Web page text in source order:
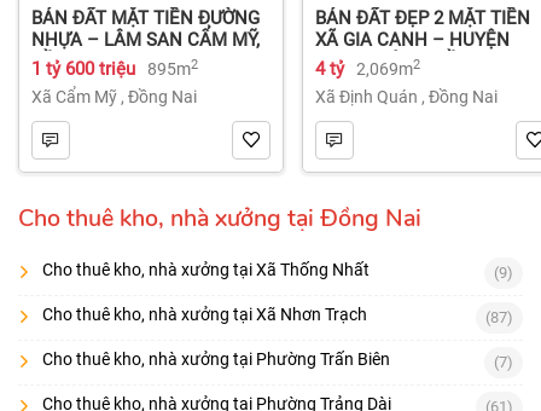
BÁN ĐẤT MẶT TIỀN ĐƯỜNG
NHỰA – LÂM SAN CẨM MỸ,
ĐỒNG NAI.
1 tỷ 600 triệu 895m2
Xã Cẩm Mỹ , Đồng Nai
BÁN ĐẤT ĐẸP 2 MẶT TIỀN
XÃ GIA CANH – HUYỆN
ĐỊNH QUÁN – ĐỒNG NAI dt
2.069m² 4 tỷ
4 tỷ 2,069m2
Xã Định Quán , Đồng Nai
Cho thuê kho, nhà xưởng tại Đồng Nai
Cho thuê kho, nhà xưởng tại Xã Thống Nhất (9)
Cho thuê kho, nhà xưởng tại Xã Nhơn Trạch (87)
Cho thuê kho, nhà xưởng tại Phường Trấn Biên (7)
Cho thuê kho, nhà xưởng tại Phường Trảng Dài (61)